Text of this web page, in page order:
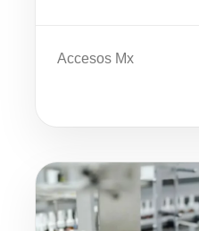
Accesos Mx